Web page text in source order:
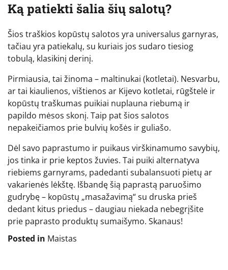
Ką patiekti šalia šių salotų?
Šios traškios kopūstų salotos yra universalus garnyras,
tačiau yra patiekalų, su kuriais jos sudaro tiesiog
tobulą, klasikinį derinį.
Pirmiausia, tai žinoma – maltinukai (kotletai). Nesvarbu,
ar tai kiaulienos, vištienos ar Kijevo kotletai, rūgštelė ir
kopūstų traškumas puikiai nuplauna riebumą ir
papildo mėsos skonį. Taip pat šios salotos
nepakeičiamos prie bulvių košės ir guliašo.
Dėl savo paprastumo ir puikaus virškinamumo savybių,
jos tinka ir prie keptos žuvies. Tai puiki alternatyva
riebiems garnyrams, padedanti subalansuoti pietų ar
vakarienės lėkštę. Išbandę šią paprastą paruošimo
gudrybę – kopūstų „masažavimą“ su druska prieš
dedant kitus priedus – daugiau niekada nebegrįšite
prie paprasto produktų sumaišymo. Skanaus!
Posted in Maistas